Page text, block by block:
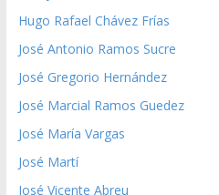
Hugo Rafael Chávez Frías
José Antonio Ramos Sucre
José Gregorio Hernández
José Marcial Ramos Guedez
José María Vargas
José Martí
José Vicente Abreu